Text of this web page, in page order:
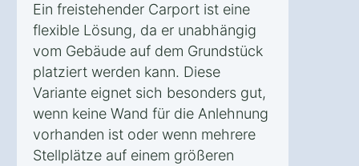
Ein freistehender Carport ist eine
flexible Lösung, da er unabhängig
vom Gebäude auf dem Grundstück
platziert werden kann. Diese
Variante eignet sich besonders gut,
wenn keine Wand für die Anlehnung
vorhanden ist oder wenn mehrere
Stellplätze auf einem größeren